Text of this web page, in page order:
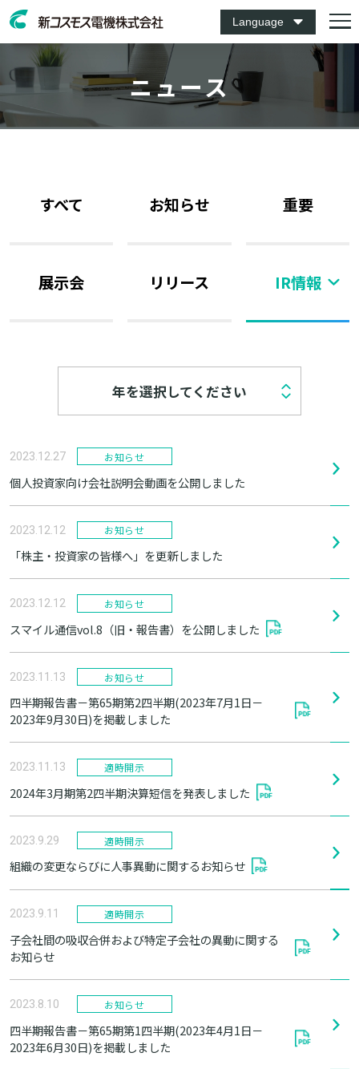
Language
ニュース
すべて お知らせ 重要
展示会 リリース IR情報
年を選択してください
2023.12.27 お知らせ
個人投資家向け会社説明会動画を公開しました
2023.12.12 お知らせ
「株主・投資家の皆様へ」を更新しました
2023.12.12 お知らせ
スマイル通信vol.8（旧・報告書）を公開しました
2023.11.13 お知らせ
四半期報告書－第65期第2四半期(2023年7月1日－
2023年9月30日)を掲載しました
2023.11.13 適時開示
2024年3月期第2四半期決算短信を発表しました
2023.9.29 適時開示
組織の変更ならびに人事異動に関するお知らせ
2023.9.11 適時開示
子会社間の吸収合併および特定子会社の異動に関する
お知らせ
2023.8.10 お知らせ
四半期報告書－第65期第1四半期(2023年4月1日－
2023年6月30日)を掲載しました